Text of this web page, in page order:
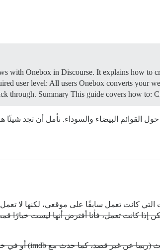
with Onebox in Discourse. It explains how to
user level: All users Onebox converts your
through. Summary This guide covers how to:
البيضاء والسوداء. نأمل أن تجد شيئًا
كانت تعمل سابقًا على موقعي، لكنها لا
كانت تعمل، فأنا أفترض أنها ليست خيارًا